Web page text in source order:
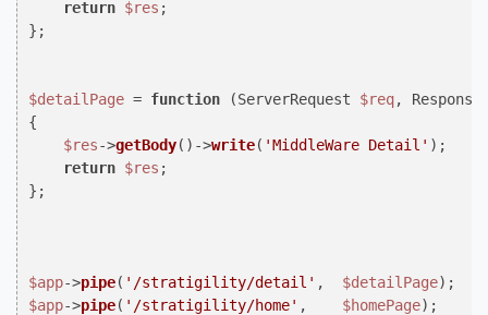
return $res ;
};
$detailPage = function (ServerRequest $req,
{
$res->getBody()->write( 'MiddleWare Detail' );
return $res ;
};
$app->pipe( '/stratigility/detail' , $detailPage
$app->pipe( '/stratigility/home' , $homePage